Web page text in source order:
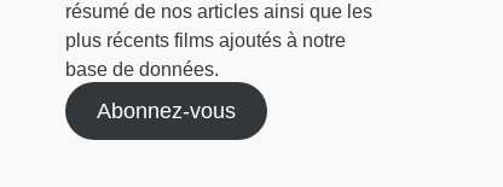
résumé de nos articles ainsi que les
plus récents films ajoutés à notre
base de données.
Abonnez-vous